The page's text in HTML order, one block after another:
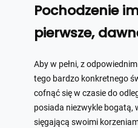
Pochodzenie
pierwsze,
Aby w pełni, z
tego bardzo konkretnego
cofnąć się w czasie do
posiada niezwykle
sięgającą swoimi